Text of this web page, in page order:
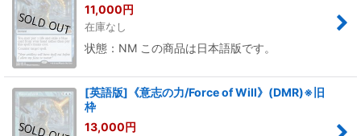
11,000円
在庫なし
状態：NM この商品は日本語版です。
[英語版]《意志の力/Force of Will》(DMR)※旧
枠
13,000円